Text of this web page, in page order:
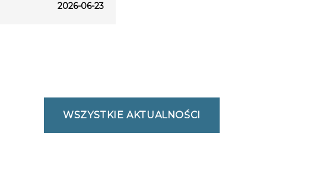
2026-06-23
WSZYSTKIE AKTUALNOŚCI